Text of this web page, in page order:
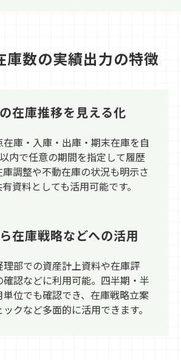
庫数の実績出力の特徴
在庫推移を見える化
庫・入庫・出庫・期末在庫を自
内で任意の期間を指定して履歴
調整や不動在庫の状況も明示さ
資料としても活用可能です。
在庫戦略などへの活用
部での資産計上資料や在庫評
認などに利用可能。四半期・半
位でも確認でき、在庫戦略立案
クなど多面的に活用できます。